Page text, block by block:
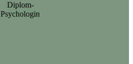
Diplom-
Psychologin